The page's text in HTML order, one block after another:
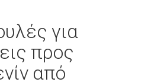
για
προς
από